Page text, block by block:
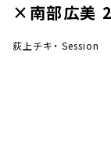
今日の番組
×南部広美
荻上チキ・ Session